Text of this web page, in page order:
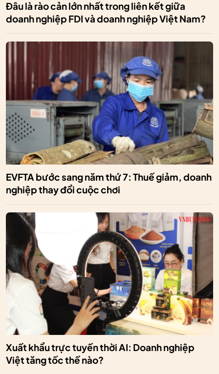
Đâu là rào cản lớn nhất trong liên kết giữa
doanh nghiệp FDI và doanh nghiệp Việt Nam?
EVFTA bước sang năm thứ 7: Thuế giảm, doanh
nghiệp thay đổi cuộc chơi
Xuất khẩu trực tuyến thời AI: Doanh nghiệp
Việt tăng tốc thế nào?